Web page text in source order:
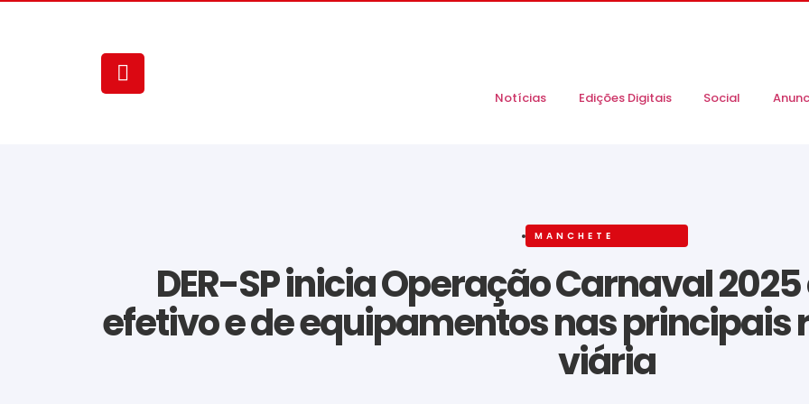
Notícias Edições Digitais Social
MANCHETE
DER-SP inicia Operação Carnaval
efetivo e de equipamentos nas principais
viária